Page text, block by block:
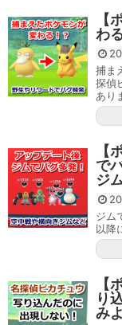
【
わ
捕ま
探偵
あり
【
で
ジ
ジム
以降
【
り
み